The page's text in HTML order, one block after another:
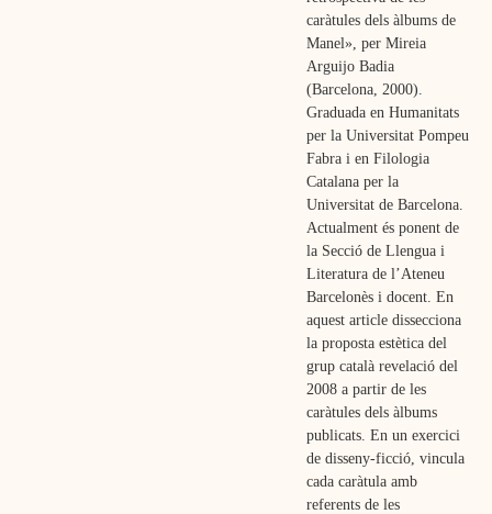
caràtules dels àlbums de
Manel», per Mireia
Arguijo Badia
(Barcelona, 2000).
Graduada en Humanitats
per la Universitat Pompeu
Fabra i en Filologia
Catalana per la
Universitat de Barcelona.
Actualment és ponent de
la Secció de Llengua i
Literatura de l’Ateneu
Barcelonès i docent. En
aquest article dissecciona
la proposta estètica del
grup català revelació del
2008 a partir de les
caràtules dels àlbums
publicats. En un exercici
de disseny-ficció, vincula
cada caràtula amb
referents de les